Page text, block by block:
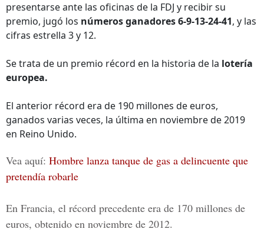
presentarse ante las oficinas de la FDJ y recibir su
premio, jugó los números ganadores 6-9-13-24-41, y las
cifras estrella 3 y 12.
Se trata de un premio récord en la historia de la lotería
europea.
El anterior récord era de 190 millones de euros,
ganados varias veces, la última en noviembre de 2019
en Reino Unido.
Vea aquí: Hombre lanza tanque de gas a delincuente que
pretendía robarle
En Francia, el récord precedente era de 170 millones de
euros, obtenido en noviembre de 2012.